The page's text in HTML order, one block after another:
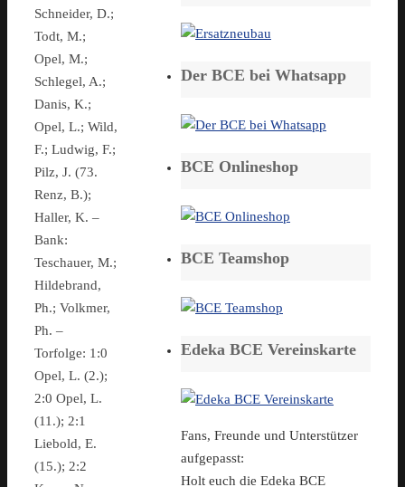
Schneider, D.;
Todt, M.;
Opel, M.;
Schlegel, A.;
Danis, K.;
Opel, L.; Wild,
F.; Ludwig, F.;
Pilz, J. (73.
Renz, B.);
Haller, K. –
Bank:
Teschauer, M.;
Hildebrand,
Ph.; Volkmer,
Ph. –
Torfolge: 1:0
Opel, L. (2.);
2:0 Opel, L.
(11.); 2:1
Liebold, E.
(15.); 2:2
Der BCE bei Whatsapp
BCE Onlineshop
BCE Teamshop
Edeka BCE Vereinskarte
Fans, Freunde und Unterstützer
aufgepasst:
Holt euch die Edeka BCE